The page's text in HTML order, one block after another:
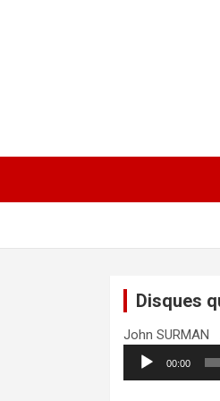
Disques
John SURMAN
Lecteur
audio
00:00